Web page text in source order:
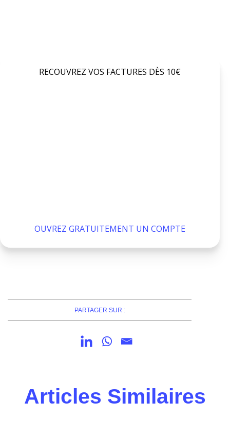
RECOUVREZ VOS FACTURES DÈS 10€
OUVREZ GRATUITEMENT UN COMPTE
PARTAGER SUR :
Articles Similaires